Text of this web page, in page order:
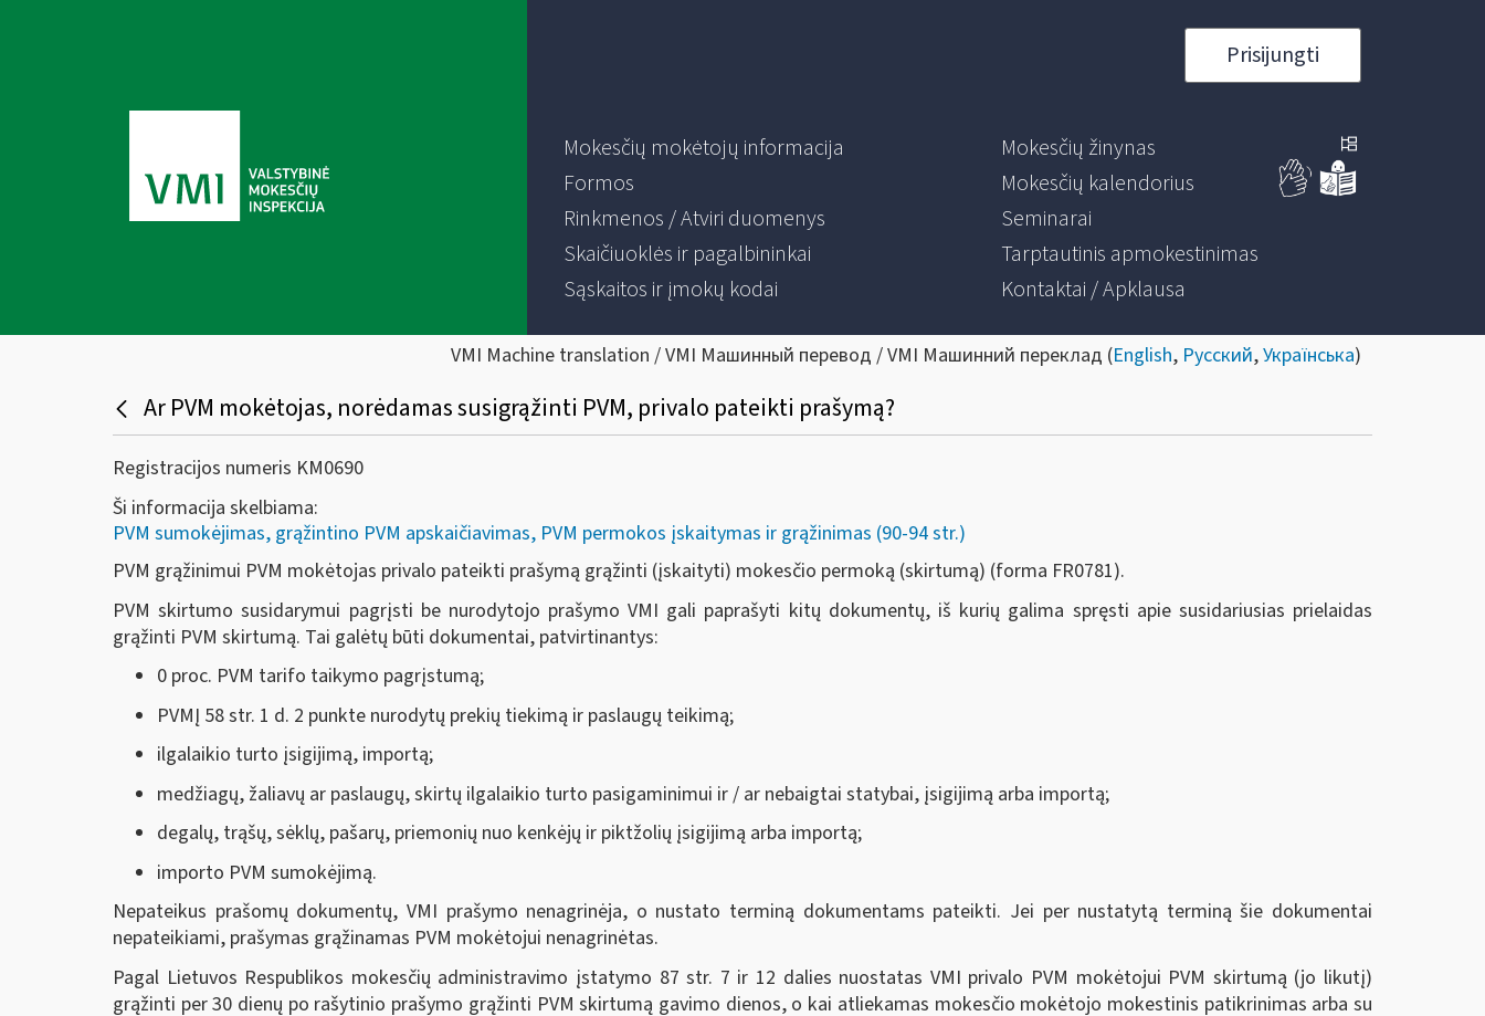
Prisijungti
Mokesčių mokėtojų informacija
Formos
Rinkmenos / Atviri duomenys
Skaičiuoklės ir pagalbininkai
Sąskaitos ir įmokų kodai
Mokesčių žinynas
Mokesčių kalendorius
Seminarai
Tarptautinis apmokestinimas
Kontaktai / Apklausa
VMI Machine translation / VMI Машинный перевод / VMI Машинний переклад (English, Русский,Українська)
Ar PVM mokėtojas, norėdamas susigrąžinti PVM, privalo pateikti prašymą?
Registracijos numeris KM0690
Ši informacija skelbiama:
PVM sumokėjimas, grąžintino PVM apskaičiavimas, PVM permokos įskaitymas ir grąžinimas (90-94 str.)
PVM grąžinimui PVM mokėtojas privalo pateikti prašymą grąžinti (įskaityti) mokesčio permoką (skirtumą) (forma FR0781).
PVM skirtumo susidarymui pagrįsti be nurodytojo prašymo VMI gali paprašyti kitų dokumentų, iš kurių galima spręsti apie susidariusias prielaidas
grąžinti PVM skirtumą. Tai galėtų būti dokumentai, patvirtinantys:
0 proc. PVM tarifo taikymo pagrįstumą;
PVMĮ 58 str. 1 d. 2 punkte nurodytų prekių tiekimą ir paslaugų teikimą;
ilgalaikio turto įsigijimą, importą;
medžiagų, žaliavų ar paslaugų, skirtų ilgalaikio turto pasigaminimui ir / ar nebaigtai statybai, įsigijimą arba importą;
degalų, trąšų, sėklų, pašarų, priemonių nuo kenkėjų ir piktžolių įsigijimą arba importą;
importo PVM sumokėjimą.
Nepateikus prašomų dokumentų, VMI prašymo nenagrinėja, o nustato terminą dokumentams pateikti. Jei per nustatytą terminą šie dokumentai
nepateikiami, prašymas grąžinamas PVM mokėtojui nenagrinėtas.
Pagal Lietuvos Respublikos mokesčių administravimo įstatymo 87 str. 7 ir 12 dalies nuostatas VMI privalo PVM mokėtojui PVM skirtumą (jo likutį)
grąžinti per 30 dienų po rašytinio prašymo grąžinti PVM skirtumą gavimo dienos, o kai atliekamas mokesčio mokėtojo mokestinis patikrinimas arba su